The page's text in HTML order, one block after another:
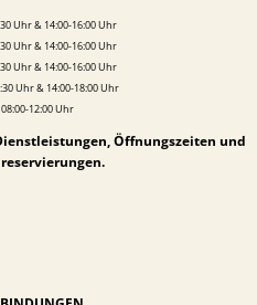
Uhr & 14:00-16:00 Uhr
Uhr & 14:00-16:00 Uhr
Uhr & 14:00-16:00 Uhr
Uhr & 14:00-18:00 Uhr
12:00 Uhr
Öffnungszeiten und